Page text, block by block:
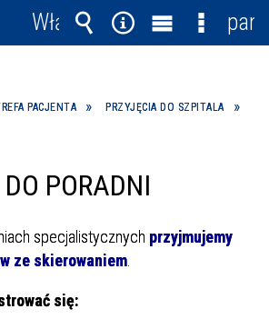
PACJENTA
PRZYJĘCIA DO SZPITALA
PORADNI
specjalistycznych przyjmujemy
ze skierowaniem
się:
Włącz
powiadomienia
Wyszukiwarka
Narzędzia
MenuMenu